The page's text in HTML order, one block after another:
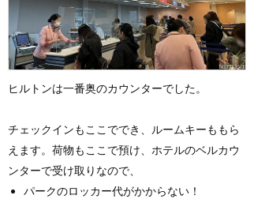
ヒルトンは一番奥のカウンターでした。
チェックインもここででき、ルームキーももら
えます。荷物もここで預け、ホテルのベルカウ
ンターで受け取りなので、
パークのロッカー代がかからない！